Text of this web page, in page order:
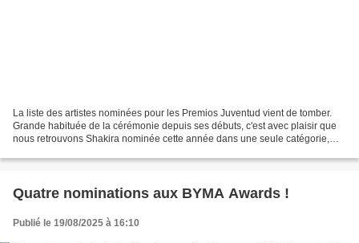
La liste des artistes nominées pour les Premios Juventud vient de tomber.
Grande habituée de la cérémonie depuis ses débuts, c'est avec plaisir que
nous retrouvons Shakira nominée cette année dans une seule catégorie,
Quatre nominations aux BYMA Awards !
Publié le 19/08/2025 à 16:10